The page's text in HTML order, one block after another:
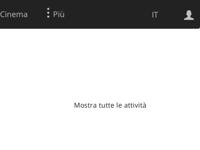
IT
Cinema Più
Mostra tutte le attività